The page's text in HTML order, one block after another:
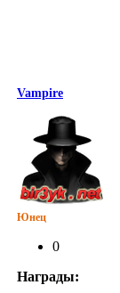
Vampire
Юнец
0
Награды: